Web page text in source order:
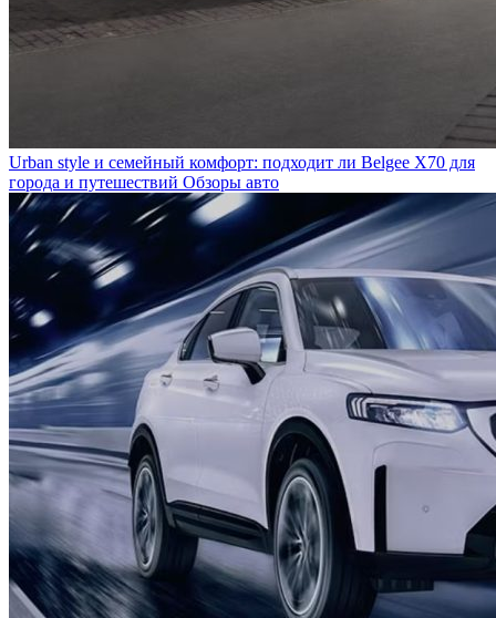
Urban style и семейный комфорт: подходит ли Belgee X70 для
города и путешествий Обзоры авто